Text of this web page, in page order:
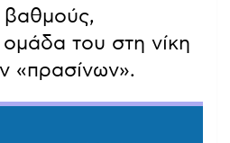
βαθμούς,
του στη νίκη
«πρασίνων».